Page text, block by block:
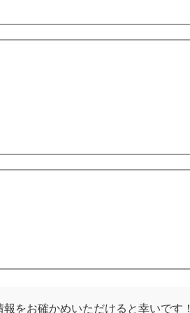
をお確かめいただけると幸いです！